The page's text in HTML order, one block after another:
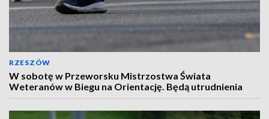
RZESZÓW
W sobotę w Przeworsku Mistrzostwa Świata
Weteranów w Biegu na Orientację. Będą utrudnienia